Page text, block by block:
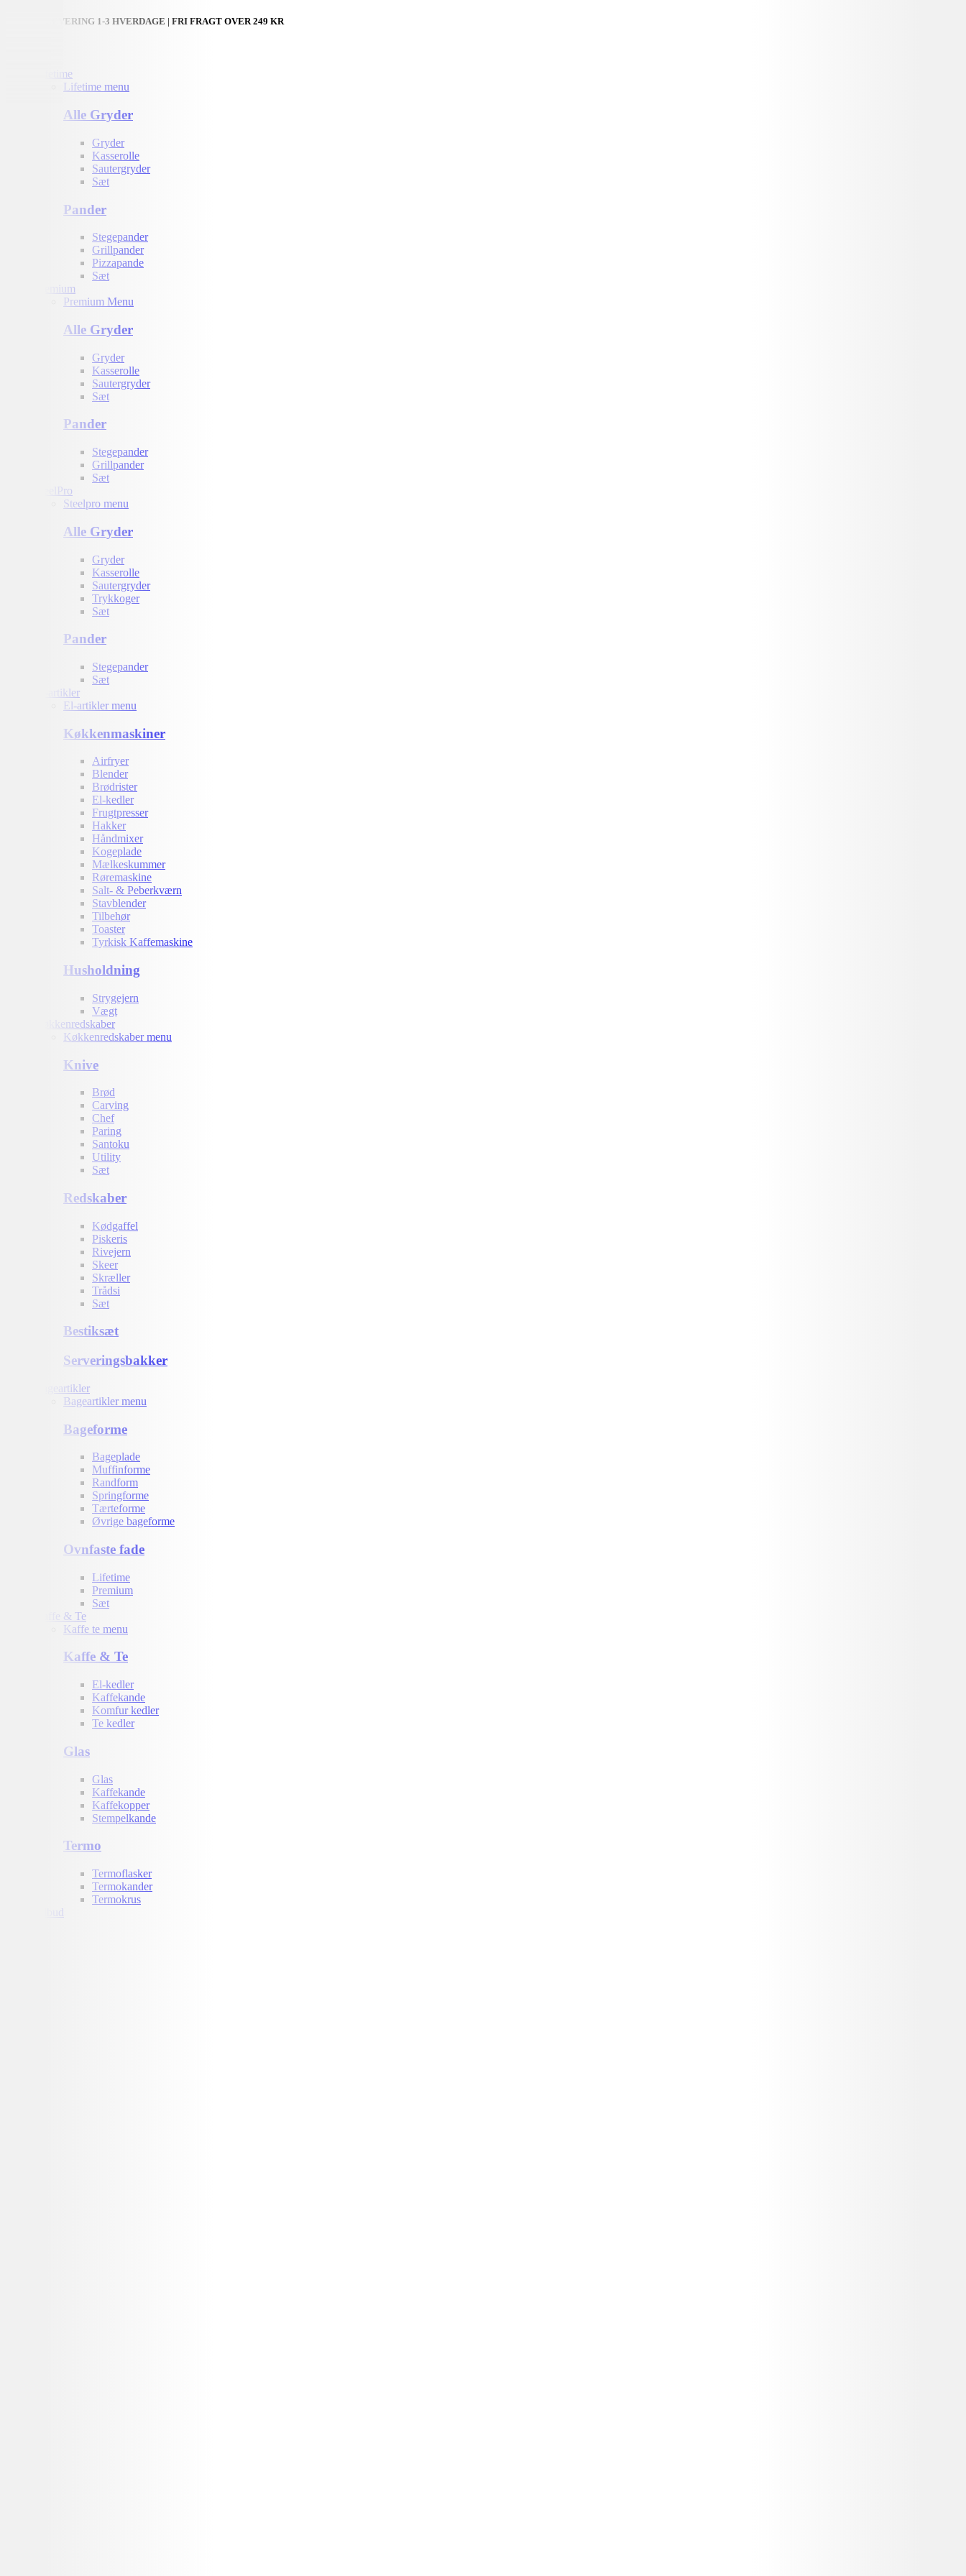
HURTIG LEVERING 1-3 HVERDAGE | FRI FRAGT OVER 249 KR
Lifetime
Lifetime menu
Alle Gryder
Gryder
Kasserolle
Sautergryder
Sæt
Pander
Stegepander
Grillpander
Pizzapande
Sæt
Premium
Premium Menu
Alle Gryder
Gryder
Kasserolle
Sautergryder
Sæt
Pander
Stegepander
Grillpander
Sæt
SteelPro
Steelpro menu
Alle Gryder
Gryder
Kasserolle
Sautergryder
Trykkoger
Sæt
Pander
Stegepander
Sæt
El-artikler
El-artikler menu
Køkkenmaskiner
Airfryer
Blender
Brødrister
El-kedler
Frugtpresser
Hakker
Håndmixer
Kogeplade
Mælkeskummer
Røremaskine
Salt- & Peberkværn
Stavblender
Tilbehør
Toaster
Tyrkisk Kaffemaskine
Husholdning
Strygejern
Vægt
Køkkenredskaber
Køkkenredskaber menu
Knive
Brød
Carving
Chef
Paring
Santoku
Utility
Sæt
Redskaber
Kødgaffel
Piskeris
Rivejern
Skeer
Skræller
Trådsi
Sæt
Bestiksæt
Serveringsbakker
Bageartikler
Bageartikler menu
Bageforme
Bageplade
Muffinforme
Randform
Springforme
Tærteforme
Øvrige bageforme
Ovnfaste fade
Lifetime
Premium
Sæt
Kaffe & Te
Kaffe te menu
Kaffe & Te
El-kedler
Kaffekande
Komfur kedler
Te kedler
Glas
Glas
Kaffekande
Kaffekopper
Stempelkande
Termo
Termoflasker
Termokander
Termokrus
Tilbud